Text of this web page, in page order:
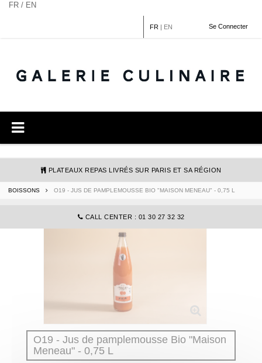
FR / EN
Se Connecter
FR| EN
PLATEAUX REPAS LIVRÉS SUR PARIS ET SA RÉGION
COMMANDE@GALERIECULINAIRE.FR
CALL CENTER : 01 30 27 32 32
BOISSONS O19 - JUS DE PAMPLEMOUSSE BIO "MAISON MENEAU" - 0,75 L
O19 - Jus de pamplemousse Bio "Maison
Meneau" - 0,75 L
Panneau de gestion des cookies